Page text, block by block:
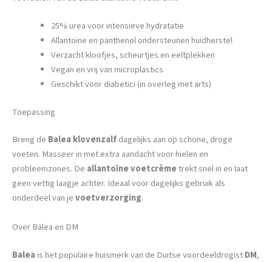
25% urea voor intensieve hydratatie
Allantoïne en panthenol ondersteunen huidherstel
Verzacht kloofjes, scheurtjes en eeltplekken
Vegan en vrij van microplastics
Geschikt voor diabetici (in overleg met arts)
Toepassing
Breng de Balea klovenzalfdagelijks aan op schone, droge
voeten. Masseer in met extra aandacht voor hielen en
probleemzones. De allantoïne voetcrèmetrekt snel in en laat
geen vettig laagje achter. Ideaal voor dagelijks gebruik als
onderdeel van jevoetverzorging.
Over Balea en DM
Baleais het populaire huismerk van de Duitse voordeeldrogistDM,